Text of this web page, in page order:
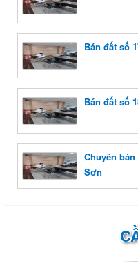
Bán đất số
Bán đất số
Chuyên
Sơn